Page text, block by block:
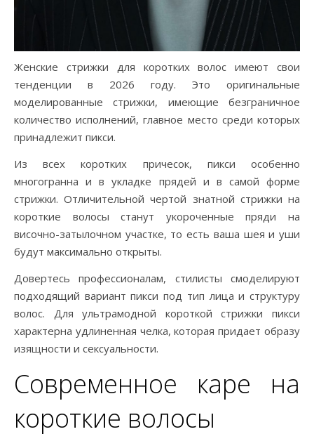
Женские стрижки для коротких волос имеют свои
тенденции в 2026 году. Это оригинальные
моделированные стрижки, имеющие безграничное
количество исполнений, главное место среди которых
принадлежит пикси.
Из всех коротких причесок, пикси особенно
многогранна и в укладке прядей и в самой форме
стрижки. Отличительной чертой знатной стрижки на
короткие волосы станут укороченные пряди на
височно-затылочном участке, то есть ваша шея и уши
будут максимально открыты.
Довертесь профессионалам, стилисты смоделируют
подходящий вариант пикси под тип лица и структуру
волос. Для ультрамодной короткой стрижки пикси
характерна удлиненная челка, которая придает образу
изящности и сексуальности.
Современное каре на
короткие волосы